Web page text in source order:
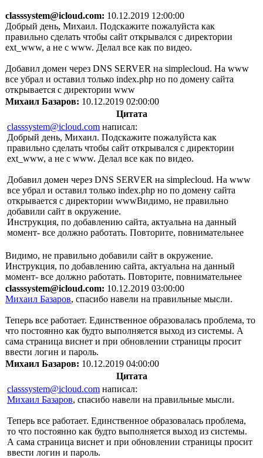
classsystem@icloud.com: 10.12.2019 12:00:00
Добрый день, Михаил. Подскажите пожалуйста как
правильно сделать чтобы сайт открывался с директории
ext_www, а не с www. Делал все как по видео.
Добавил домен через DNS SERVER на simplecloud. На www
все убрал и оставил только index.php но по домену сайта
открывается с директории www
Михаил Базаров: 10.12.2019 02:00:00
Цитата
classsystem@icloud.com написал:
Добрый день, Михаил. Подскажите пожалуйста как
правильно сделать чтобы сайт открывался с директории
ext_www, а не с www. Делал все как по видео.
Добавил домен через DNS SERVER на simplecloud. На www
все убрал и оставил только index.php но по домену сайта
открывается с директории wwwВидимо, не правильно
добавили сайт в окружение.
Инструкция, по добавлению сайта, актуальна на данный
момент- все должно работать. Повторите, повнимательнее
Видимо, не правильно добавили сайт в окружение.
Инструкция, по добавлению сайта, актуальна на данный
момент- все должно работать. Повторите, повнимательнее
classsystem@icloud.com: 10.12.2019 03:00:00
Михаил Базаров, спасибо навели на правильные мысли.
Теперь все работает. Единственное образовалась проблема, то
что постоянно как будто выполняется выход из системы. А
сама страница виснет и при обновлении страницы просит
ввести логин и пароль.
Михаил Базаров: 10.12.2019 04:00:00
Цитата
classsystem@icloud.com написал:
Михаил Базаров, спасибо навели на правильные мысли.
Теперь все работает. Единственное образовалась проблема,
то что постоянно как будто выполняется выход из системы.
А сама страница виснет и при обновлении страницы просит
ввести логин и пароль.